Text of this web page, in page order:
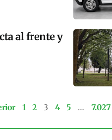
al frente y
1 2 3 4 5 … 7.027